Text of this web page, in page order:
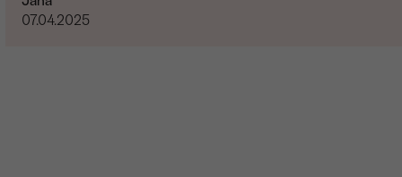
07.04.2025